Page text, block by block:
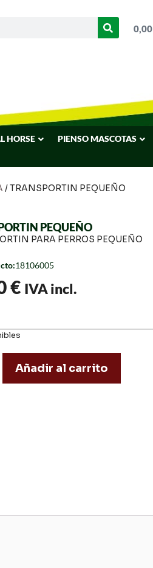
0,00
HORSE PIENSO MASCOTAS
/ TRANSPORTIN PEQUEÑO
PEQUEÑO
PARA PERROS PEQUEÑO
18106005
€ IVA incl.
Añadir al carrito